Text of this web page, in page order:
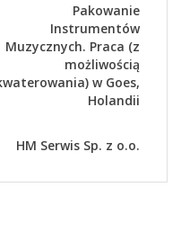
Pakowanie
Instrumentów
Muzycznych. Praca (z
możliwością
w Goes,
Holandii
HM Serwis Sp. z o.o.